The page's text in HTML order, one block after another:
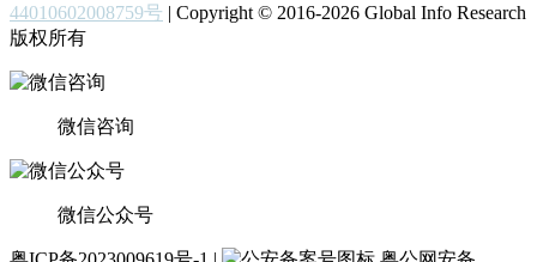
44010602008759号 | Copyright © 2016-2026 Global Info Research
版权所有
微信咨询
微信公众号